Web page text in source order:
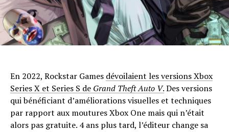
En 2022, Rockstar Games dévoilaient les versions Xbox
Series X et Series S de Grand Theft Auto V.Des versions
qui bénéficiant d’améliorations visuelles et techniques
par rapport aux moutures Xbox One mais qui n’était
alors pas gratuite. 4 ans plus tard, l’éditeur change sa